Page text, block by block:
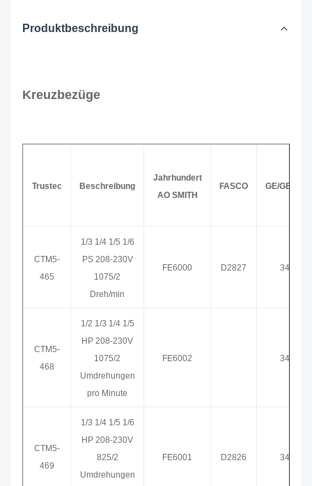
Produktbeschreibung
Kreuzbezüge
Trustec Beschreibung
Jahrhundert
AO SMITH
FASCO GE/
CTM5-
465
1/3 1/4 1/5 1/6
PS 208-230V
1075/2
Dreh/min
FE6000 D2827 3465
CTM5-
468
1/2 1/3 1/4 1/5
HP 208-230V
1075/2
Umdrehungen
pro Minute
FE6002 3468
CTM5-
469
1/3 1/4 1/5 1/6
HP 208-230V
825/2
Umdrehungen
FE6001 D2826 3469